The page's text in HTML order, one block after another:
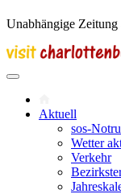
Unabhängige Zeitung
Aktuell
sos-
Wetter
Verkehr